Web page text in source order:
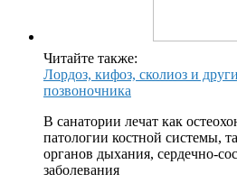
Читайте также:
Лордоз, кифоз, сколиоз и
позвоночника
В санатории лечат как
патологии костной системы,
органов дыхания, сердечно-
заболевания